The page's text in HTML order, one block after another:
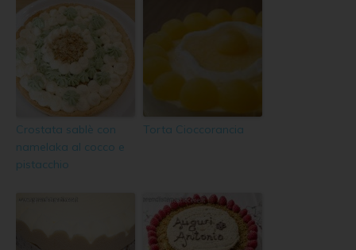
Crostata sablè con
namelaka al cocco e
pistacchio
Torta Cioccorancia